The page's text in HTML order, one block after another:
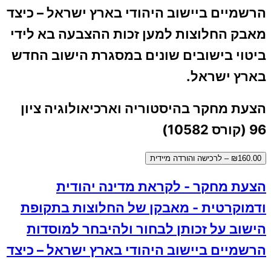
הרשמיים ביישוב היהודי בארץ ישראל – כיצד
מאבק החלוצות למען זכות ההצבעה בא לידי
ביטוי בישובים שונים במסגרת הישוב החדש
בארץ ישראל.
הצעת מחקר בהיסטוריה וארכיאולוגיה ציון
96 (קורס 10582)
₪160.00 – לרכישה והורדה מיידית
הצעת מחקר - לקראת מדינה יהודית
ודמוקרטית - מאבקן של החלוצות בתקופת
הישוב על זכותן לבחור ולהיבחר למוסדות
הרשמיים ביישוב היהודי בארץ ישראל – כיצד